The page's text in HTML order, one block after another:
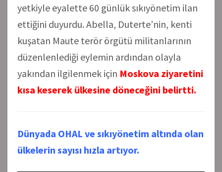
yetkiyle eyalette 60 günlük sıkıyönetim ilan
ettiğini duyurdu. Abella, Duterte’nin, kenti
kuşatan Maute terör örgütü militanlarının
düzenlenlediği eylemin ardından olayla
yakından ilgilenmek için Moskova ziyaretini
kısa keserek ülkesine döneceğini belirtti.
Dünyada OHAL ve sıkıyönetim altında olan
ülkelerin sayısı hızla artıyor.